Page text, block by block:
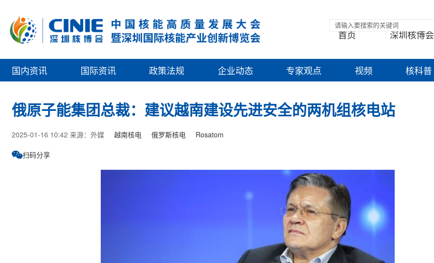
首页 深圳核博会
国内资讯 国际资讯 政策法规 企业动态 专家观点 视频 核科普
俄原子能集团总裁：建议越南建设先进安全的两机组核电站
2025-01-16 10:42 来源：外媒 越南核电 俄罗斯核电 Rosatom
扫码分享